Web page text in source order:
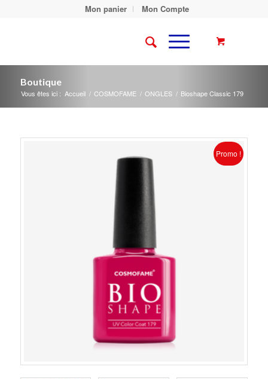
Mon panier Mon Compte
Boutique
Vous êtes ici : Accueil / COSMOFAME / ONGLES / Bioshape Classic 179
Promo !